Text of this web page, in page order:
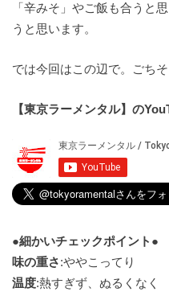
「辛みそ」やご飯も合うと
うと思います。
では今回はこの辺で。ごち
【東京ラーメンタル】の
●細かいチェックポイント●
味の重さ:ややこってり
温度:熱すぎず、ぬるくなく